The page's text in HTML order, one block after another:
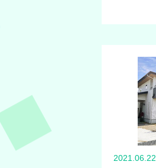
2021.06.22